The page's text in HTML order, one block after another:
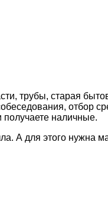
трубы, старая
отбор
получаете наличные.
А для этого нужна